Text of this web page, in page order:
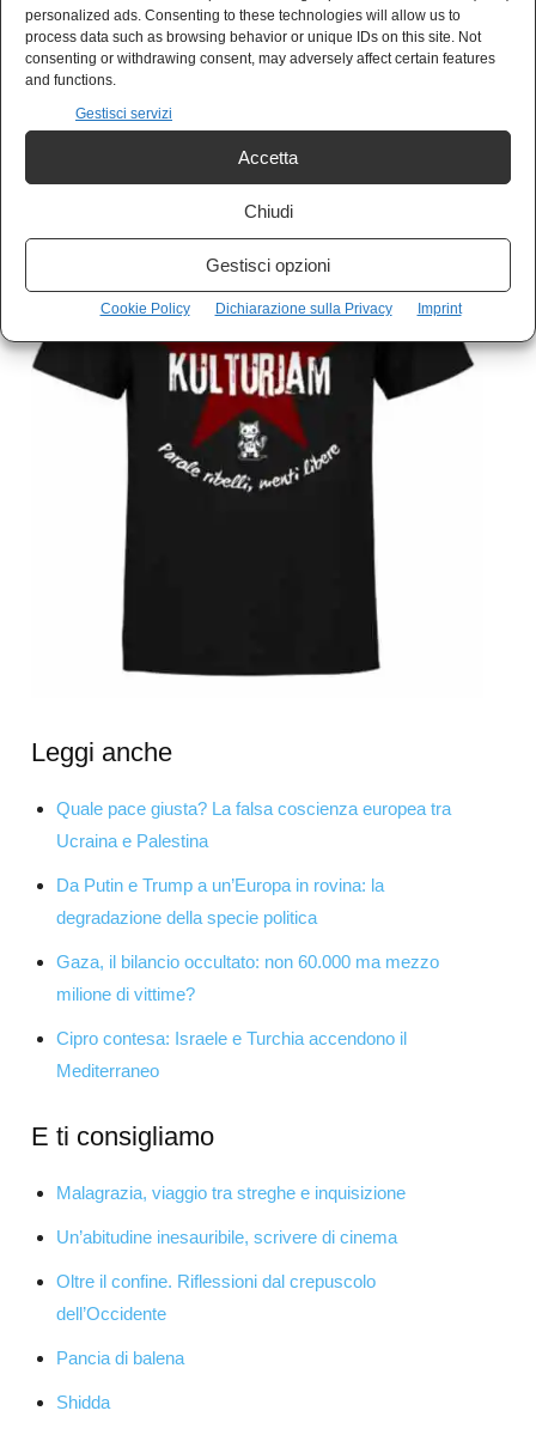
personalized ads. Consenting to these technologies will allow us to
process data such as browsing behavior or unique IDs on this site. Not
consenting or withdrawing consent, may adversely affect certain features
and functions.
Gestisci servizi
Accetta
Chiudi
Gestisci opzioni
Cookie Policy Dichiarazione sulla Privacy Imprint
Leggi anche
Quale pace giusta? La falsa coscienza europea tra
Ucraina e Palestina
Da Putin e Trump a un’Europa in rovina: la
degradazione della specie politica
Gaza, il bilancio occultato: non 60.000 ma mezzo
milione di vittime?
Cipro contesa: Israele e Turchia accendono il
Mediterraneo
E ti consigliamo
Malagrazia, viaggio tra streghe e inquisizione
Un’abitudine inesauribile, scrivere di cinema
Oltre il confine. Riflessioni dal crepuscolo
dell’Occidente
Pancia di balena
Shidda